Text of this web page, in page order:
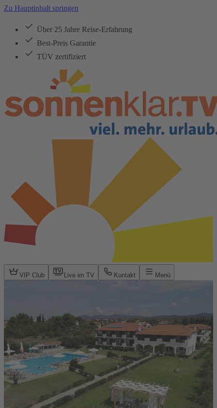
Zu Hauptinhalt springen
Über 25 Jahre Reise-Erfahrung
Best-Preis Garantie
TÜV zertifiziert
VIP Club Live im TV Kontakt Menü